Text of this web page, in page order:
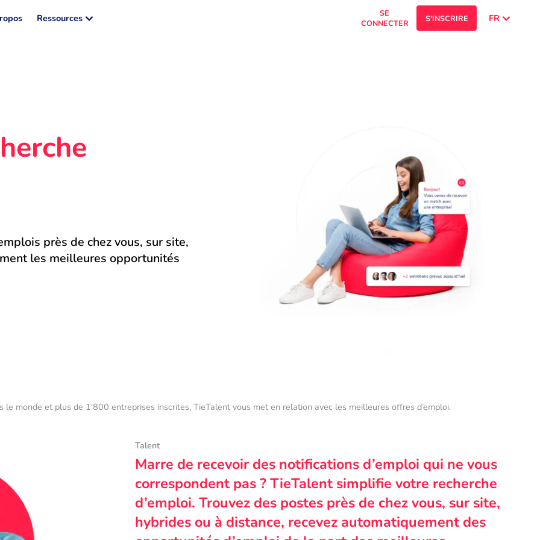
Ressources
SE
CONNECTER
S'INSCRIRE FR
près de chez vous, sur site,
les meilleures opportunités
le monde et plus de 1'800 entreprises inscrites, TieTalent vous met en relation avec les meilleures offres d’emploi.
Talent
Marre de recevoir des notifications d’emploi qui ne vous
correspondent pas ? TieTalent simplifie votre recherche
d’emploi. Trouvez des postes près de chez vous, sur site,
hybrides ou à distance, recevez automatiquement des